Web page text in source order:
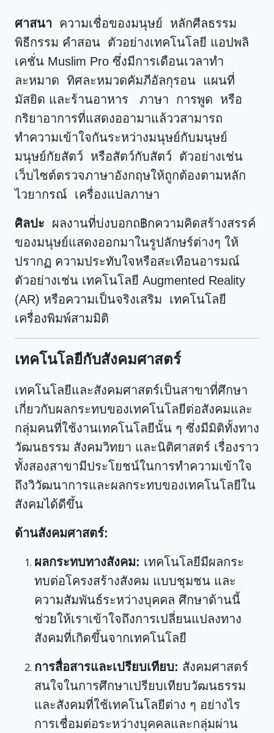
ศาสนา ความเชื่อของมนุษย์ หลักศีลธรรม
พิธีกรรม คำสอน ตัวอย่างเทคโนโลยี แอปพลิ
เคชั่น Muslim Pro ซึ่งมีการเดือนเวลาทำ
ละหมาด ทิศละหมวดคัมภีอัลกุรอน แผนที่
มัสยิด และร้านอาหาร ภาษา การพูด หรือ
กริยาอาการที่แสดงออามาแล้ววสามารถ
ทำความเข้าใจกันระหว่างมนุษย์กับมนุษย์
มนุษย์กัยสัตว์ หรือสัตว์กับสัตว์ ตัวอย่างเช่น
เว็บไซต์ตรวจภาษาอังกฤษให้ถูกต้องตามหลัก
ไวยากรณ์ เครื่องแปลภาษา
ศิลปะ ผลงานที่บ่งบอกถ฿กความคิดสร้างสรรค์
ของมนุษย์แสดงออกมาในรูปลักษร์ต่างๆ ให้
ปรากฏ ความประทับใจหรือสะเทือนอารมณ์
ตัวอย่างเช่น เทคโนโลยี Augmented Reality
(AR) หรือความเป็นจริงเสริม เทคโนโลยี
เครื่องพิมพ์สามมิติ
เทคโนโลยีกับสังคมศาสตร์
เทคโนโลยีและสังคมศาสตร์เป็นสาขาที่ศึกษา
เกี่ยวกับผลกระทบของเทคโนโลยีต่อสังคมและ
กลุ่มคนที่ใช้งานเทคโนโลยีนั้น ๆ ซึ่งมีมิติทั้งทาง
วัฒนธรรม สังคมวิทยา และนิติศาสตร์ เรื่องราว
ทั้งสองสาขามีประโยชน์ในการทำความเข้าใจ
ถึงวิวัฒนาการและผลกระทบของเทคโนโลยีใน
สังคมได้ดีขึ้น
ด้านสังคมศาสตร์:
ผลกระทบทางสังคม: เทคโนโลยีมีผลกระ
ทบต่อโครงสร้างสังคม แบบชุมชน และ
ความสัมพันธ์ระหว่างบุคคล ศึกษาด้านนี้
ช่วยให้เราเข้าใจถึงการเปลี่ยนแปลงทาง
สังคมที่เกิดขึ้นจากเทคโนโลยี
การสื่อสารและเปรียบเทียบ: สังคมศาสตร์
สนใจในการศึกษาเปรียบเทียบวัฒนธรรม
และสังคมที่ใช้เทคโนโลยีต่าง ๆ อย่างไร
การเชื่อมต่อระหว่างบุคคลและกลุ่มผ่าน